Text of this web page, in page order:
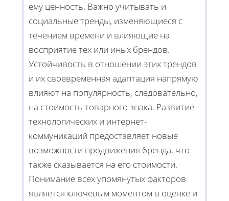
ему ценность. Важно учитывать и
социальные тренды, изменяющиеся с
течением времени и влияющие на
восприятие тех или иных брендов.
Устойчивость в отношении этих трендов
и их своевременная адаптация напрямую
влияют на популярность, следовательно,
на стоимость товарного знака. Развитие
технологических и интернет-
коммуникаций предоставляет новые
возможности продвижения бренда, что
также сказывается на его стоимости.
Понимание всех упомянутых факторов
является ключевым моментом в оценке и